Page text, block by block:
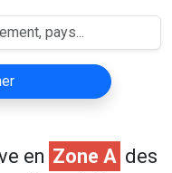
en Zone A des